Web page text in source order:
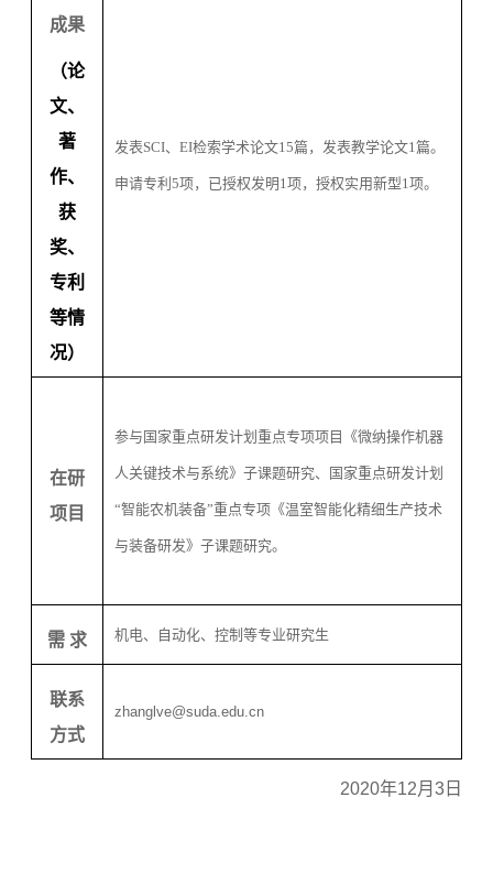
成果
（论
文、
著
作、
获
奖、
专利
等情
况）
发表SCI、 EI检索学术论文15篇 ，发表教学论文1篇。
申请专利 5项， 已授权发明 1项，授权实用新型1项。
在研
项目
参与国家重点研发计划重点专项项目《微纳操作机器
人关键技术与系统》子课题研究、国家重点研发计划
“智能农机装备”重点专项《温室智能化精细生产技术
与装备研发》子课题研究。
需 求 机电、自动化、控制等专业研究生
联系
方式
zhanglve@suda.edu.cn
2020年12月3 日